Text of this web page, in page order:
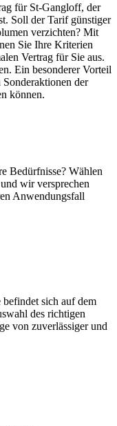
für St-Gangloff, der
Soll der Tarif günstiger
verzichten? Mit
Sie Ihre Kriterien
Vertrag für Sie aus.
Ein besonderer Vorteil
Sonderaktionen der
können.
Bedürfnisse? Wählen
wir versprechen
Anwendungsfall
sich auf dem
des richtigen
von zuverlässiger und